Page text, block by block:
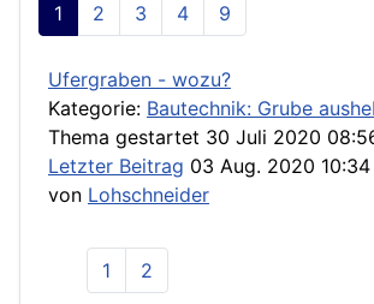
1 2 3 4 9
Ufergraben - wozu?
Kategorie: Bautechnik: Grube
Thema gestartet 30 Juli 2020
Letzter Beitrag 03 Aug. 2020 10:34
von Lohschneider
1 2